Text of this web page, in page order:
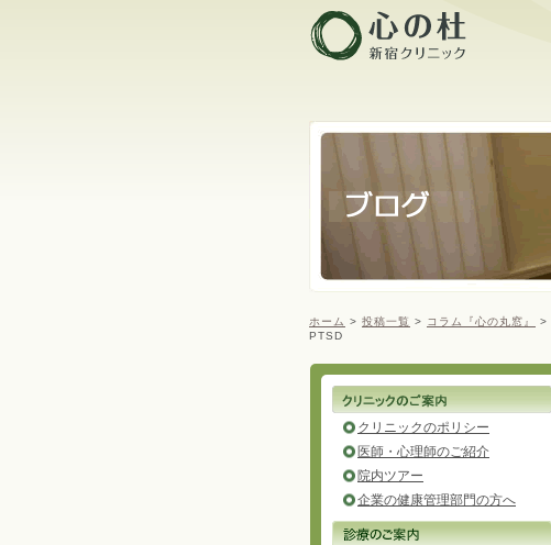
ホーム > 投稿一覧 > コラム『心の丸窓』 >
PTSD
クリニックのポリシー
医師・心理師のご紹介
院内ツアー
企業の健康管理部門の方へ